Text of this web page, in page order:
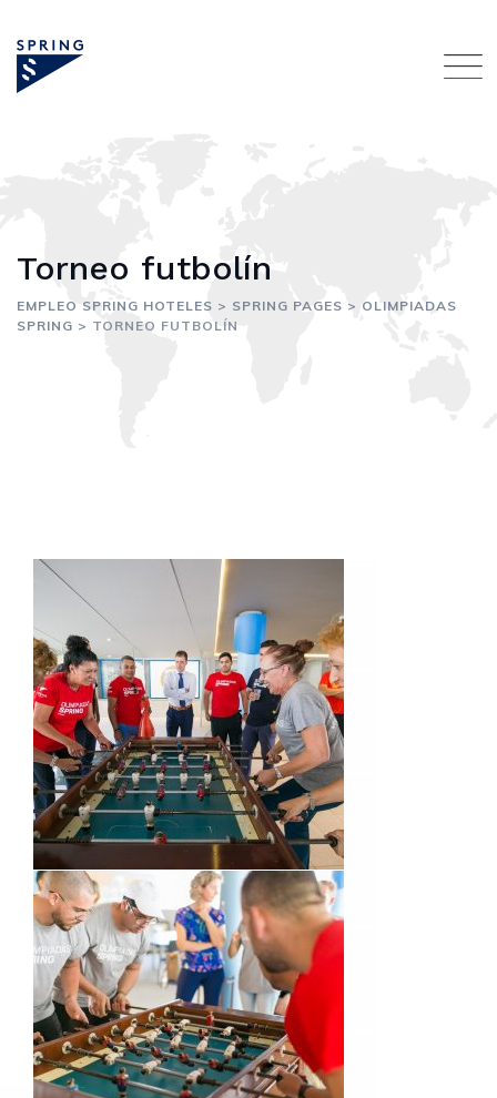
to
content
Torneo futbolín
EMPLEO SPRING HOTELES > SPRING PAGES > OLIMPIADAS
SPRING > TORNEO FUTBOLÍN